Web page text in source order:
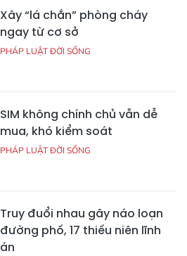
Xây “lá chắn” phòng cháy
ngay từ cơ sở
PHÁP LUẬT ĐỜI SỐNG
SIM không chính chủ vẫn dễ
mua, khó kiểm soát
PHÁP LUẬT ĐỜI SỐNG
Truy đuổi nhau gây náo loạn
đường phố, 17 thiếu niên lĩnh
án